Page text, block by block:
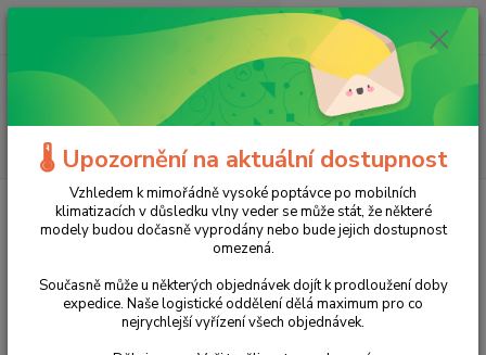
(Po-Ne, 8-20 hod.)
ks
0 Kč
Značky Kärcher
Kärcher
Nejprodávanější
🌡️ Upozornění na aktuální dostupnost
Vzhledem k mimořádně vysoké poptávce po mobilních
klimatizacích v důsledku vlny veder se může stát, že některé
modely budou dočasně vyprodány nebo bude jejich dostupnost
omezená.
Současně může u některých objednávek dojít k prodloužení doby
expedice. Naše logistické oddělení dělá maximum pro co
nejrychlejší vyřízení všech objednávek.